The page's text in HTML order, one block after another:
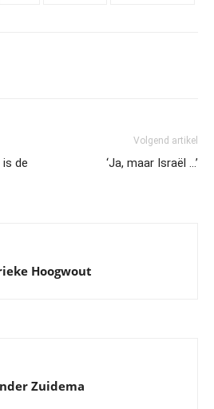
de
Volgend artikel
‘Ja, maar Israël …’
Hoogwout
Zuidema